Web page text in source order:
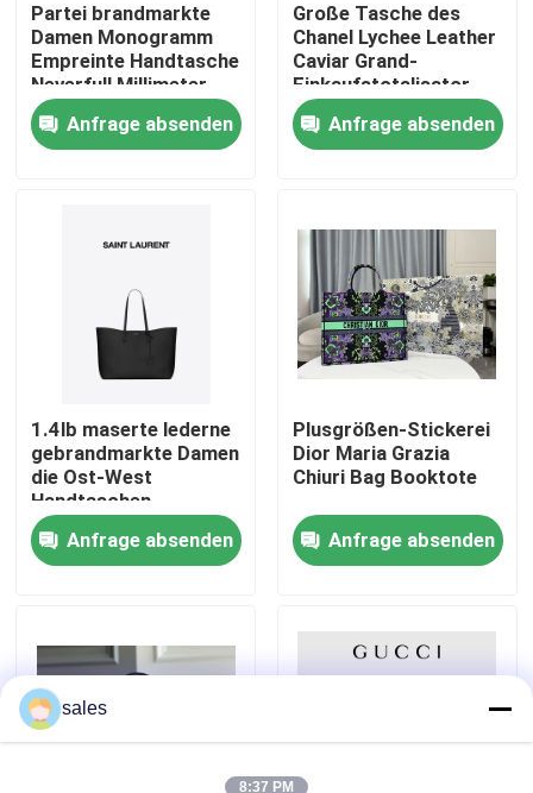
Haus
Videos
Über uns
Qualitätskontrolle
Treten Sie mit uns in Verbindung
Fälle
Partei brandmarkte
Damen Monogramm
Empreinte Handtasche
Neverfull Millimeter
mit Blumen-
Marketerie
Anfrage absenden
Große Tasche des
Chanel Lychee Leather
Caviar Grand-
Einkaufstotalisator-
GST
Anfrage absenden
1.4lb maserte lederne
gebrandmarkte Damen
die Ost-West
Handtaschen-
Schwarzes YVES
SAINT LAURENT-
Kalbsleder-Tasche
Anfrage absenden
Plusgrößen-Stickerei
Dior Maria Grazia
Chiuri Bag Booktote
Anfrage absenden
sales
8:37 PM